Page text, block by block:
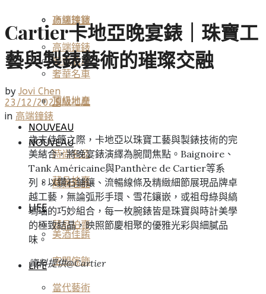
高端鐘錶
奢華名車
頂級地產
NOUVEAU
時尚名品
藏品拍賣
LIFE
頂級珠寶
高端鐘錶
奢華名車
頂級地產
NOUVEAU
時尚名品
藏品拍賣
LIFE
美酒佳餚
空間傢飾
當代藝術
Cartier卡地亞晚宴錶｜珠寶工
藝與製錶藝術的璀璨交融
by Jovi Chen
23/12/2025
in 高端鐘錶
歲末佳節之際，卡地亞以珠寶工藝與製錶技術的完
美結合，將晚宴錶演繹為腕間焦點。Baignoire、
Tank Américaine與Panthère de Cartier等系
列，以鑽石鋪鑲、流暢線條及精緻細節展現品牌卓
越工藝，無論弧形手環、雪花鑲嵌，或祖母綠與縞
瑪瑙的巧妙組合，每一枚腕錶皆是珠寶與時計美學
的極致結晶，映照節慶相聚的優雅光彩與細膩品
味。
資料提供@Cartier